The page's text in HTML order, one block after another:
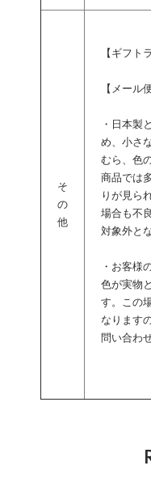
そ
の
他
【ギフト
【メール
・日本製
め、小さ
むら、色
商品では
りが見ら
場合も不
対象外と
・お客様
色が実物
す。この
なります
問い合わ